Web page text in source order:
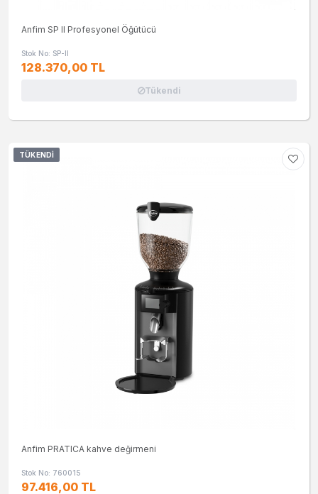
Anfim SP II Profesyonel Öğütücü
Stok No: SP-II
128.370,00 TL
Tükendi
TÜKENDI
Anfim PRATICA kahve değirmeni
Stok No: 760015
97.416,00 TL